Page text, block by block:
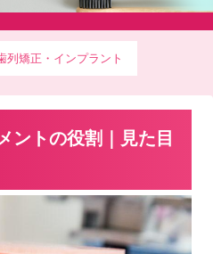
列矯正・インプラント
ントの役割｜見た目